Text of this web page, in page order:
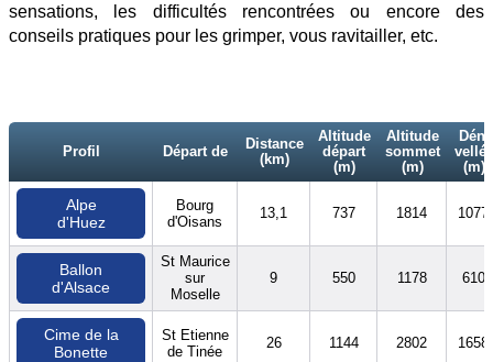
sensations, les difficultés rencontrées ou encore des
conseils pratiques pour les grimper, vous ravitailler, etc.
Profil Départ de
Distance
(km)
Altitude
départ
(m)
Altitude
sommet
(m)
Déni
vellée
(m)
Alpe
d'Huez
Bourg
d'Oisans
13,1 737 1814 1077
Ballon
d'Alsace
St Maurice
sur
Moselle
9 550 1178 610
Cime de la
Bonette
St Etienne
de Tinée
26 1144 2802 1658